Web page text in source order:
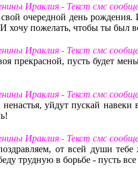
Ираклия - Текст смс
очередной день
И хочу пожелать, чтобы ты
Ираклия - Текст смс
прекрасной, пусть будет
Ираклия - Текст смс
ненастья, уйдут пускай
Ираклия - Текст смс
от всей души
трудную в борьбе - пусть все